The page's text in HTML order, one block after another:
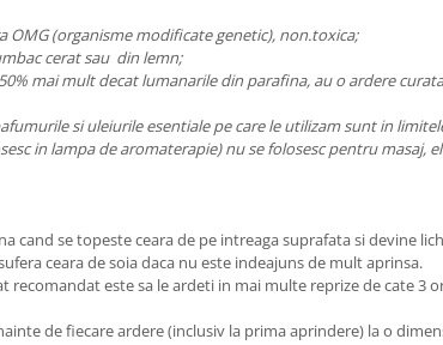
OMG (organisme modificate genetic), non.toxica;
cerat sau din lemn;
mai mult decat lumanarile din parafina, au o ardere
si uleiurile esentiale pe care le utilizam sunt in
in lampa de aromaterapie) nu se folosesc pentru
cand se topeste ceara de pe intreaga suprafata si devine
ceara de soia daca nu este indeajuns de mult aprinsa.
este sa le ardeti in mai multe reprize de cate 3
de fiecare ardere (inclusiv la prima aprindere) la o